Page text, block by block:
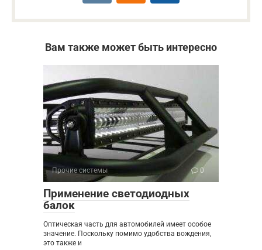
Вам также может быть интересно
Прочие системы 0
Применение светодиодных
балок
Оптическая часть для автомобилей имеет особое
значение. Поскольку помимо удобства вождения,
это также и